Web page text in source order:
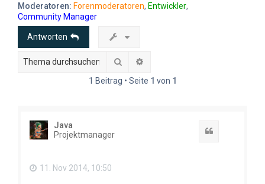
Moderatoren: Forenmoderatoren, Entwickler,
Community Manager
Antworten
Suche
1 Beitrag • Seite 1 von 1
Java
Projektmanager
11. Nov 2014, 10:50